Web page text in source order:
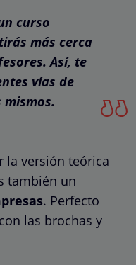
curso
más cerca
Así, te
vías de
la versión teórica
también un
. Perfecto
las brochas y